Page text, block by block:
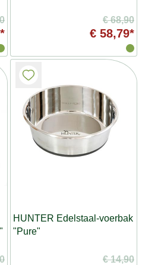
€ 68,90
€ 58,79*
HUNTER Edelstaal-voerbak
"Pure"
€ 14,90